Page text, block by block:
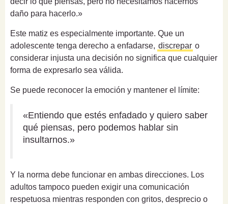
daño para hacerlo.»
Este matiz es especialmente importante. Que un
adolescente tenga derecho a enfadarse, discrepar o
considerar injusta una decisión no significa que cualquier
forma de expresarlo sea válida.
Se puede reconocer la emoción y mantener el límite:
«Entiendo que estés enfadado y quiero saber
qué piensas, pero podemos hablar sin
insultarnos.»
Y la norma debe funcionar en ambas direcciones. Los
adultos tampoco pueden exigir una comunicación
respetuosa mientras responden con gritos, desprecio o